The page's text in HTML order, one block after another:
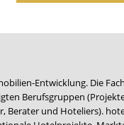
Entwicklung. Die
Berufsgruppen
Berater und Hoteliers).